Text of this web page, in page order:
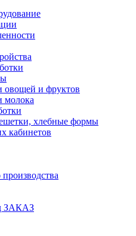
овощей и фруктов
молока
хлебные формы
кабинетов
ЗАКАЗ